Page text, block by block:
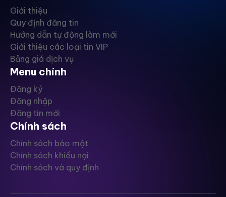
Giới thiệu
Quy định đăng tin
Hướng dẫn tự động làm mới
Giới thiệu các loại tin VIP
Bảng giá dịch vụ
Menu chính
Đăng ký
Đăng nhập
Đăng tin mới
Chính sách
Chính sách bảo mật
Chính sách khiếu nại
Chính sách và quy định